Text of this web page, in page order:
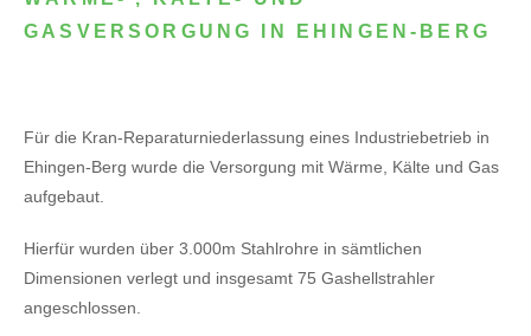
GASVERSORGUNG IN EHINGEN-BERG
Für die Kran-Reparaturniederlassung eines Industriebetrieb in
Ehingen-Berg wurde die Versorgung mit Wärme, Kälte und Gas
aufgebaut.
Hierfür wurden über 3.000m Stahlrohre in sämtlichen
Dimensionen verlegt und insgesamt 75 Gashellstrahler
angeschlossen.